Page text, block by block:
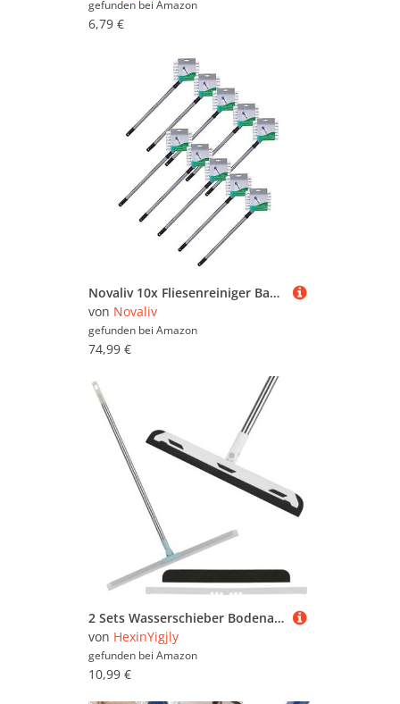
gefunden bei Amazon
6,79 €
Novaliv 10x Fliesenreiniger Bad Wand mit Teleskopstiel inkl Mikrofaser Bezug Fliesenwischer Badwischer Fliesenputzer Bad
von Novaliv
gefunden bei Amazon
74,99 €
2 Sets Wasserschieber Bodenabzieher, Fensterabzieher mit Teleskopstiel Duschabzieher Langer Stiel, Silikon & Schaumabzieher Squeegee für Glasabzieher Dusche Boden Küche Fliesenwischer Bad Abzieher
von HexinYigjly
gefunden bei Amazon
10,99 €